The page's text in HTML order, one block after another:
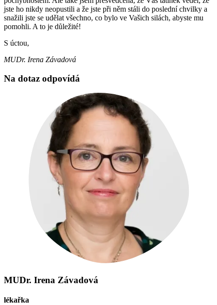
jste ho nikdy neopustili a že jste při něm stáli do poslední chvilky a
snažili jste se udělat všechno, co bylo ve Vašich silách, abyste mu
pomohli. A to je důležité!
S úctou,
MUDr. Irena Závadová
Na dotaz odpovídá
MUDr. Irena Závadová
lékařka